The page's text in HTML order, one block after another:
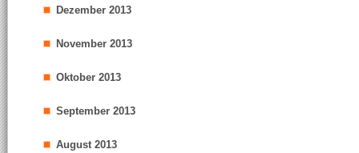
Dezember 2013
November 2013
Oktober 2013
September 2013
August 2013